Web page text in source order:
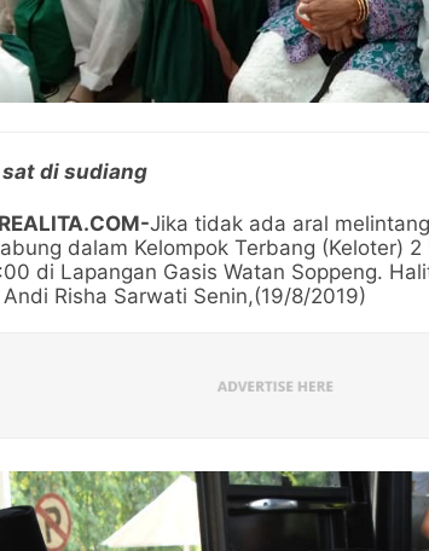
di sudiang
Jika tidak ada aral
dalam Kelompok Terbang (Keloter)
di Lapangan Gasis Watan Soppeng.
Risha Sarwati Senin,(19/8/2019)